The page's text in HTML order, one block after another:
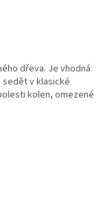
dřeva. Je vhodná
v klasické
kolen, omezené